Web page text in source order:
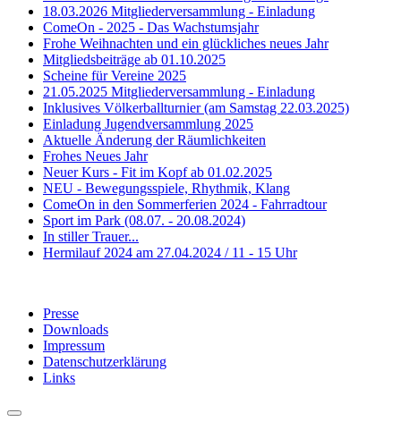
18.03.2026 Mitgliederversammlung - Einladung
ComeOn - 2025 - Das Wachstumsjahr
Frohe Weihnachten und ein glückliches neues Jahr
Mitgliedsbeiträge ab 01.10.2025
Scheine für Vereine 2025
21.05.2025 Mitgliederversammlung - Einladung
Inklusives Völkerballturnier (am Samstag 22.03.2025)
Einladung Jugendversammlung 2025
Aktuelle Änderung der Räumlichkeiten
Frohes Neues Jahr
Neuer Kurs - Fit im Kopf ab 01.02.2025
NEU - Bewegungsspiele, Rhythmik, Klang
ComeOn in den Sommerferien 2024 - Fahrradtour
Sport im Park (08.07. - 20.08.2024)
In stiller Trauer...
Hermilauf 2024 am 27.04.2024 / 11 - 15 Uhr
Presse
Downloads
Impressum
Datenschutzerklärung
Links